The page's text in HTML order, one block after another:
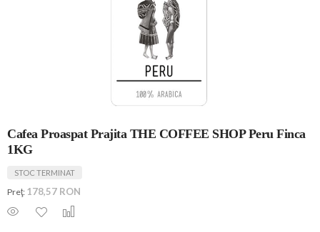
Cafea Proaspat Prajita THE COFFEE SHOP Peru Finca
1KG
STOC TERMINAT
Preţ: 178,57 RON